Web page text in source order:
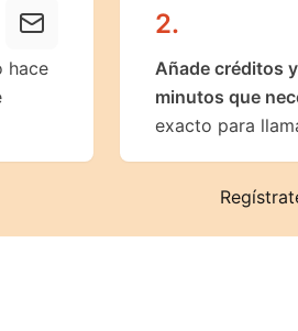
hace
2.
Añade créditos
minutos que
exacto para